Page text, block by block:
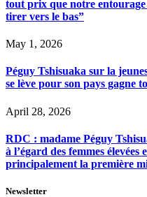
tout prix que notre
tirer vers le bas”
May 1, 2026
Péguy Tshisuaka sur la
se lève pour son pays gagne
April 28, 2026
RDC : madame Péguy
à l’égard des femmes
principalement la première
Newsletter